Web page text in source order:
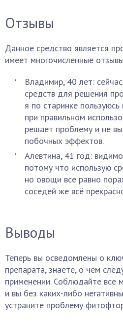
Отзывы
Данное средство является
имеет многочисленные
Владимир, 40 лет:
средств для решения
я по старинке
при правильном
решает проблему и не
побочных эффектов.
Алевтина, 41 год:
потому что использую
но овощи все равно
соседей же всё
Выводы
Теперь вы осведомлены о
препарата, знаете, о чём
применении. Соблюдайте все
и вы без каких-либо
устраните проблему